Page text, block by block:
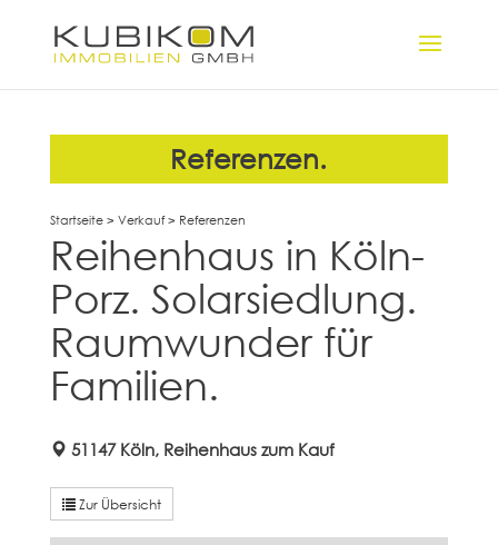
Referenzen.
Startseite> Verkauf> Referenzen
Reihenhaus in Köln-
Porz. Solarsiedlung.
Raumwunder für
Familien.
51147 Köln, Reihenhaus zum Kauf
Zur Übersicht